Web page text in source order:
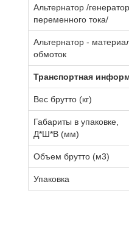
Альтернатор /
переменного тока/
Альтернатор -
обмоток
Транспортная
Вес брутто (кг)
Габариты в упаковке,
Д*Ш*В (мм)
Объем брутто (м3)
Упаковка